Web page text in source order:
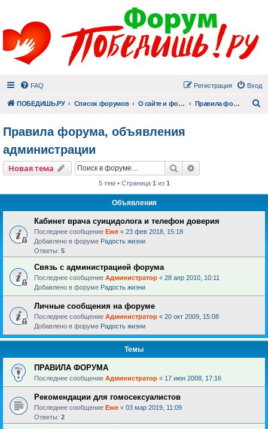
FAQ Вход
Регистрация
ПОБЕДИШЬ.РУ Список форумов О сайте и форуме Правила форума, объявления администрации
Правила форума, объявления
администрации
Новая тема Поиск
5 тем • Страница 1 из 1
Объявления
Кабинет врача суицидолога и телефон доверия
Последнее сообщение Ewe « 23 фев 2018, 15:18
Добавлено в форуме Радость жизни
Ответы: 5
Связь с администрацией форума
Последнее сообщение Администратор « 28 апр 2010, 10:11
Добавлено в форуме Радость жизни
Личные сообщения на форуме
Последнее сообщение Администратор « 20 окт 2009, 15:08
Добавлено в форуме Радость жизни
Темы
ПРАВИЛА ФОРУМА
Последнее сообщение Администратор « 17 июн 2008, 17:16
Рекомендации для гомосексуалистов
Последнее сообщение Ewe « 03 мар 2019, 11:09
Ответы: 2